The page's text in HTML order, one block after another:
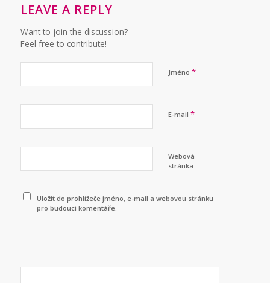
LEAVE A REPLY
Want to join the discussion?
Feel free to contribute!
Jméno *
E-mail *
Webová
stránka
Uložit do prohlížeče jméno, e-mail a webovou stránku
pro budoucí komentáře.